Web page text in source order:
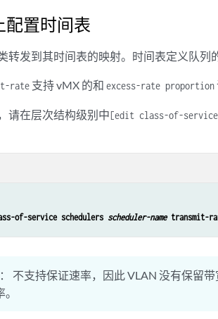
配置时间表
转发到其时间表的映射。时间表定义队列
rate 支持 vMX 的和 excess-rate proportion
请在层次结构级别中[edit class-of-service
of-service schedulers scheduler-name transmit-
不支持保证速率，因此 VLAN 没有保留